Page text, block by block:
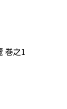
巻之1